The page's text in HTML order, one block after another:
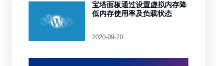
宝塔面板通过设置虚拟内存降
低内存使用率及负载状态
2020-09-20